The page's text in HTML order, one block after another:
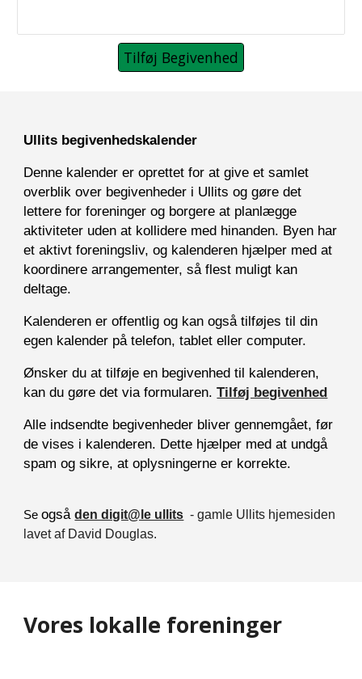
Tilføj Begivenhed
Ullits begivenhedskalender
Denne kalender er oprettet for at give et samlet
overblik over begivenheder i Ullits og gøre det
lettere for foreninger og borgere at planlægge
aktiviteter uden at kollidere med hinanden. Byen har
et aktivt foreningsliv, og kalenderen hjælper med at
koordinere arrangementer, så flest muligt kan
deltage.
Kalenderen er offentlig og kan også tilføjes til din
egen kalender på telefon, tablet eller computer.
Ønsker du at tilføje en begivenhed til kalenderen,
kan du gøre det via formularen.Tilføj begivenhed
Alle indsendte begivenheder bliver gennemgået, før
de vises i kalenderen. Dette hjælper med at undgå
spam og sikre, at oplysningerne er korrekte.
Seogsåden digit@le ullits - gamle Ullits hjemesiden
lavet af David Douglas.
Vores lokalle foreninger